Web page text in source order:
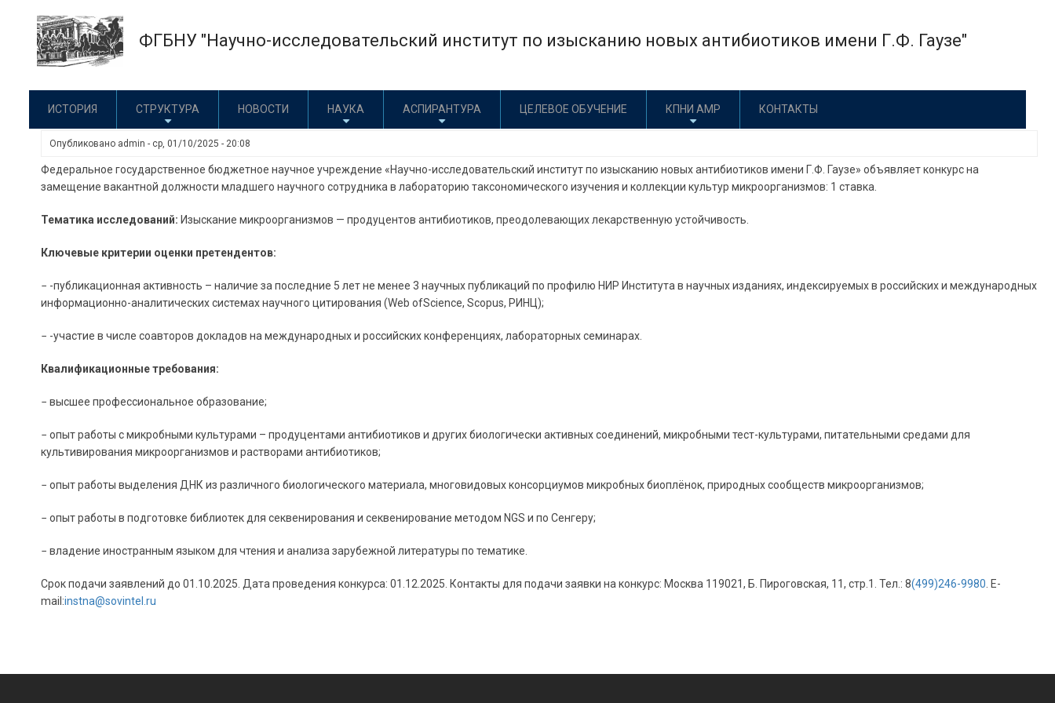
основному
содержанию
ФГБНУ "Научно-исследовательский институт по изысканию новых антибиотиков имени Г.Ф. Гаузе"
ИСТОРИЯ СТРУКТУРА НОВОСТИ НАУКА АСПИРАНТУРА ЦЕЛЕВОЕ ОБУЧЕНИЕ КПНИ АМР КОНТАКТЫ
Опубликовано admin - ср, 01/10/2025 - 20:08
Федеральное государственное бюджетное научное учреждение «Научно-исследовательский институт по изысканию новых антибиотиков имени Г.Ф. Гаузе» объявляет конкурс на
замещение вакантной должности младшего научного сотрудника в лабораторию таксономического изучения и коллекции культур микроорганизмов: 1 ставка.
Тематика исследований: Изыскание микроорганизмов — продуцентов антибиотиков, преодолевающих лекарственную устойчивость.
Ключевые критерии оценки претендентов:
− -публикационная активность – наличие за последние 5 лет не менее 3 научных публикаций по профилю НИР Института в научных изданиях, индексируемых в российских и международных
информационно-аналитических системах научного цитирования (Web ofScience, Scopus, РИНЦ);
− -участие в числе соавторов докладов на международных и российских конференциях, лабораторных семинарах.
Квалификационные требования:
− высшее профессиональное образование;
− опыт работы с микробными культурами – продуцентами антибиотиков и других биологически активных соединений, микробными тест-культурами, питательными средами для
культивирования микроорганизмов и растворами антибиотиков;
− опыт работы выделения ДНК из различного биологического материала, многовидовых консорциумов микробных биоплёнок, природных сообществ микроорганизмов;
− опыт работы в подготовке библиотек для секвенирования и секвенирование методом NGS и по Сенгеру;
− владение иностранным языком для чтения и анализа зарубежной литературы по тематике.
Срок подачи заявлений до 01.10.2025. Дата проведения конкурса: 01.12.2025. Контакты для подачи заявки на конкурс: Москва 119021, Б. Пироговская, 11, стр.1. Тел.: 8(499)246-9980 . Е-
mail:instna@sovintel.ru